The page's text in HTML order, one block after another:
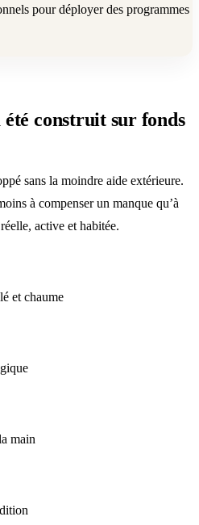
pour déployer des programmes
été construit sur fonds
sans la moindre aide extérieure.
à compenser un manque qu’à
active et habitée.
et chaume
main